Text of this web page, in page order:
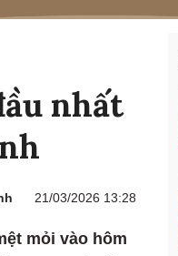
nhất
21/03/2026 13:28
mỏi vào hôm